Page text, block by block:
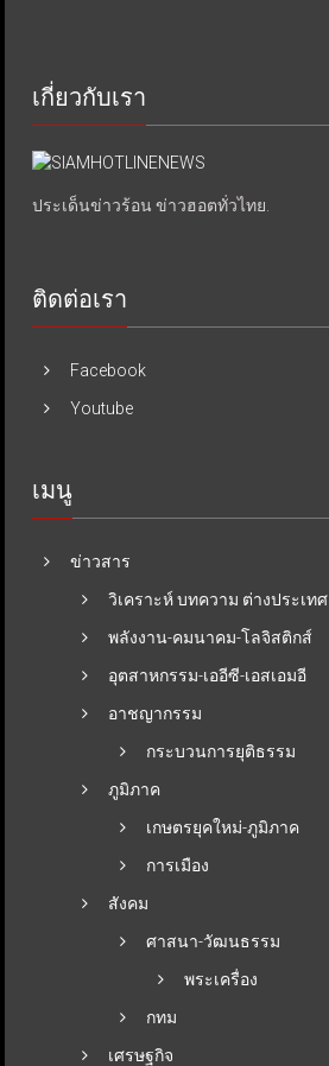
เกี่ยวกับเรา
ประเด็นข่าวร้อน ข่าวฮอตทั่วไทย.
ติดต่อเรา
Facebook
Youtube
เมนู
ข่าวสาร
วิเคราะห์ บทความ ต่างประเทศ
พลังงาน-คมนาคม-โลจิสติกส์
อุตสาหกรรม-เออีซี-เอสเอมอี
อาชญากรรม
กระบวนการยุติธรรม
ภูมิภาค
เกษตรยุคใหม่-ภูมิภาค
การเมือง
สังคม
ศาสนา-วัฒนธรรม
พระเครื่อง
กทม
เศรษฐกิจ